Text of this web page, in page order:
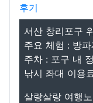
후기
서산 창리포구
주요 체험 : 방
주차 : 포구 내
낚시 좌대 이용
살랑살랑 여행